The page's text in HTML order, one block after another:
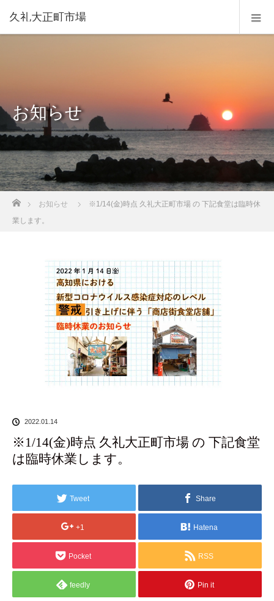
久礼大正町市場
お知らせ
ホーム
お知らせ
※1/14(金)時点 久礼大正町市場 の 下記食堂は臨時休
業します。
2022.01.14
※1/14(金)時点 久礼大正町市場 の 下記食堂
は臨時休業します。
Tweet Share
+1 Hatena
Pocket RSS
feedly Pin it